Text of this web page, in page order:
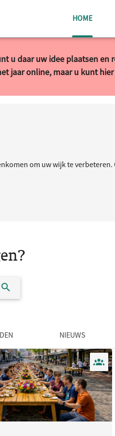
HOME
u daar uw idee plaatsen
jaar online, maar u kunt
om uw wijk te
NIEUWS